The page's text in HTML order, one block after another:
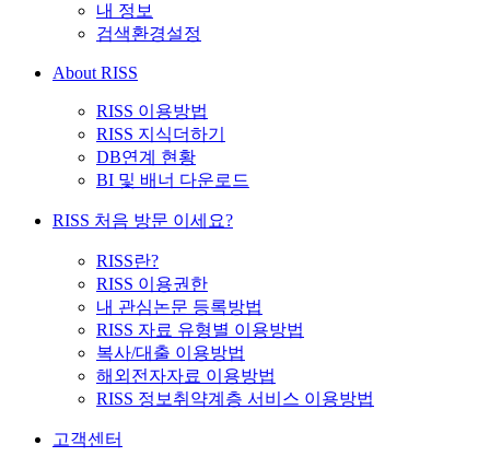
내 정보
검색환경설정
About RISS
RISS 이용방법
RISS 지식더하기
DB연계 현황
BI 및 배너 다운로드
RISS 처음 방문 이세요?
RISS란?
RISS 이용권한
내 관심논문 등록방법
RISS 자료 유형별 이용방법
복사/대출 이용방법
해외전자자료 이용방법
RISS 정보취약계층 서비스 이용방법
고객센터